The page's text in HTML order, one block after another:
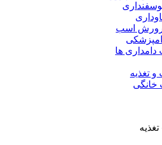
اسب
دامداری ها
تغذیه
خانگی
تغذیه